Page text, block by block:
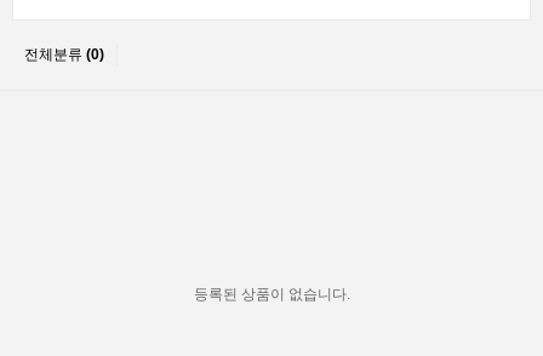
전체분류 (0)
등록된 상품이 없습니다.